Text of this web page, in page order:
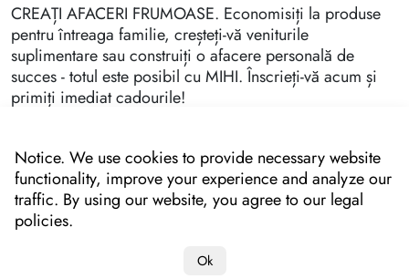
CREAȚI AFACERI FRUMOASE. Economisiți la produse
pentru întreaga familie, creșteți-vă veniturile
suplimentare sau construiți o afacere personală de
succes - totul este posibil cu MIHI. Înscrieți-vă acum și
primiți imediat cadourile!
Notice. We use cookies to provide necessary website
functionality, improve your experience and analyze our
traffic. By using our website, you agree to our legal
policies.
Ok